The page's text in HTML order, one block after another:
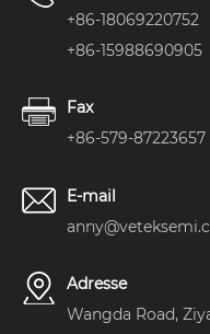
+86-18069220752
+86-15988690905
Fax
+86-579-87223657
E-mail
Adresse
Wangda Road,